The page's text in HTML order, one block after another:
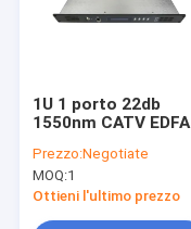
1U 1 porto 22db
1550nm CATV EDFA
Prezzo:Negotiate
MOQ:1
Ottieni l'ultimo prezzo